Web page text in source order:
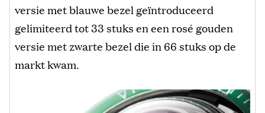
versie met blauwe bezel geïntroduceerd
gelimiteerd tot 33 stuks en een rosé gouden
versie met zwarte bezel die in 66 stuks op de
markt kwam.